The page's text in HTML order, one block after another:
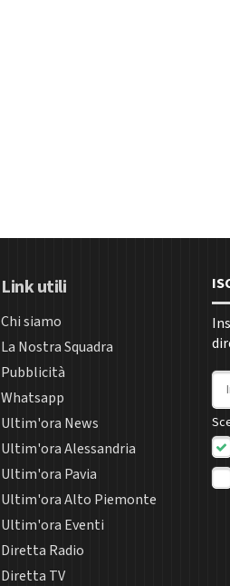
Link utili
Chi siamo
La Nostra Squadra
Pubblicità
Whatsapp
Ultim'ora News
Ultim'ora Alessandria
Ultim'ora Pavia
Ultim'ora Alto Piemonte
Ultim'ora Eventi
Diretta Radio
Diretta TV